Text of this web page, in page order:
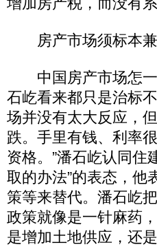
房产市场须标本
中国房产市场怎一
石屹看来都只是治标
场并没有太大反应，
跌。手里有钱、利率
资格。”潘石屹认同住
取的办法”的表态，他
策等来替代。潘石屹
政策就像是一针麻药
是增加土地供应，还